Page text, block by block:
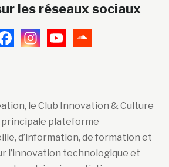
les réseaux sociaux
le Club Innovation & Culture
principale plateforme
d’information, de formation et
l’innovation technologique et